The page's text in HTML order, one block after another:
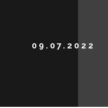
09.07.2022